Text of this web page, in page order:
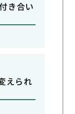
き合い
えられ